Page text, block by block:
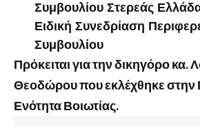
Συμβουλίου Στερεάς
Ειδική Συνεδρίαση
Συμβουλίου
Πρόκειται για την δικηγόρο κα.
Θεοδώρου που εκλέχθηκε στην
Ενότητα Βοιωτίας.